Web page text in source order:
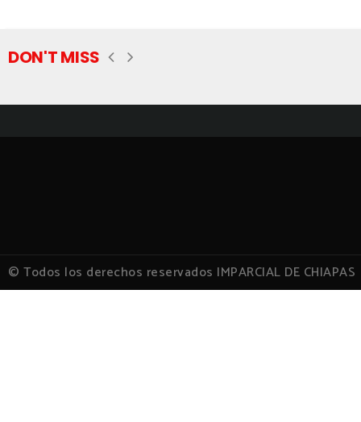
DON'T MISS
© Todos los derechos reservados IMPARCIAL DE CHIAPAS